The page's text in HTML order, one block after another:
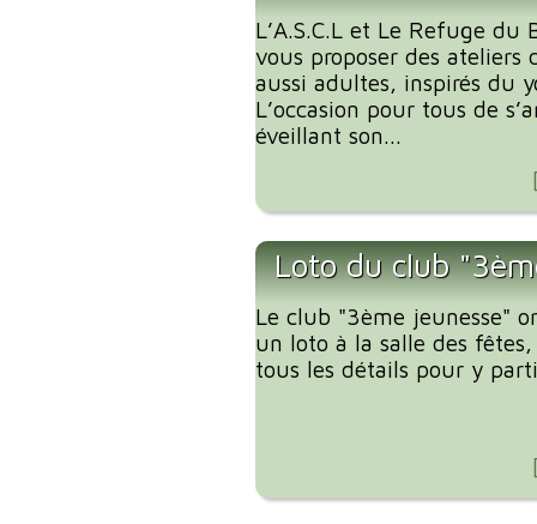
L’A.S.C.L et Le Refuge
vous proposer des
aussi adultes, inspirés du
L’occasion pour tous de
éveillant son...
Loto du club
Le club "3ème jeunesse"
un loto à la salle des
tous les détails pour y